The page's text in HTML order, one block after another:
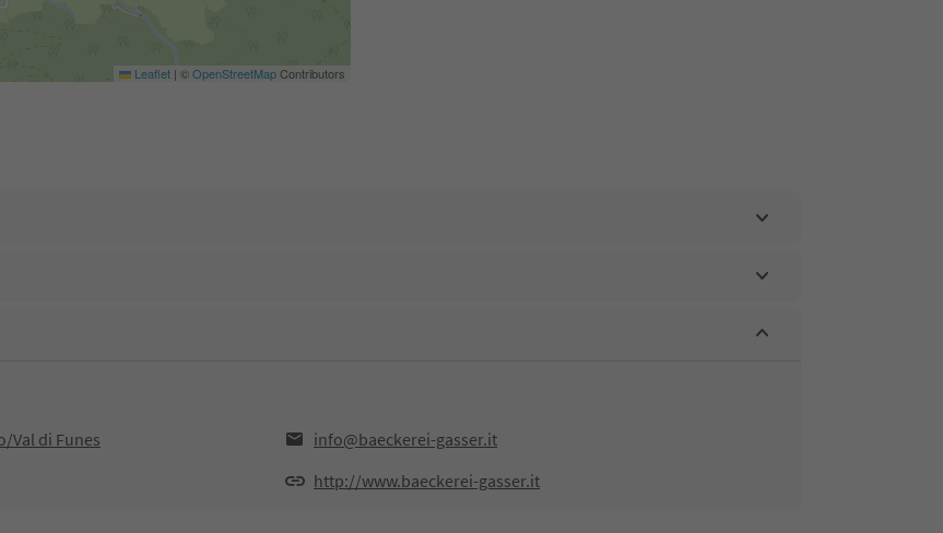
Leaflet | ©OpenStreetMapContributors
Val di Funes
info@baeckerei-gasser.it
http://www.baeckerei-gasser.it